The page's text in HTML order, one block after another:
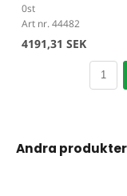
0st
Art nr. 44482
4191,31 SEK
Andra